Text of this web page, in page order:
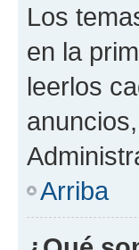
Los
en la
leerlos
Arriba